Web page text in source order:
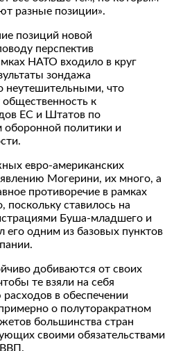
разные позиции».
позиций новой
перспектив
НАТО входило в круг
зондажа
неутешительными, что
общественность к
ЕС и Штатов по
политики и
евро-американских
Могерини, их много, а
противоречие в рамках
поскольку ставилось на
Буша-младшего и
одним из базовых пунктов
добиваются от своих
те взяли на себя
в обеспечении
о полуторакратном
большинства стран
своими обязательствами
ВВП.